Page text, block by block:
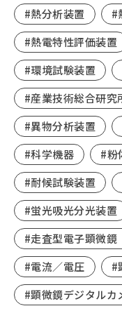
#熱分析装置
#
#熱電特性評価装置
#環境試験装置
#産業技術総合研究
#異物分析装置
#科学機器
#粉
#耐候試験装置
#蛍光吸光分光装置
#走査型電子顕微鏡
#電流／電圧
#
#顕微鏡デジタルカ